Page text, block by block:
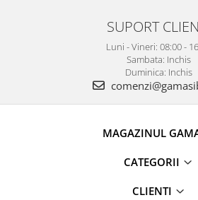
SUPORT
Luni - Vineri: 08:00 -
Sambata: Inchis
Duminica: Inchis
MAGAZINUL
CATEGORII
CLIENTI